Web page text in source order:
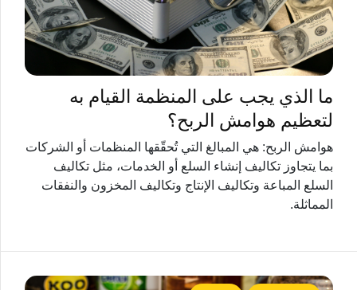
ما الذي يجب على المنظمة القيام به
لتعظيم هوامش الربح؟
هوامش الربح: هي المبالغ التي تُحقّقها المنظمات أو الشركات
بما يتجاوز تكاليف إنشاء السلع أو الخدمات، مثل تكاليف
السلع المباعة وتكاليف الإنتاج وتكاليف المخزون والنفقات
المماثلة.